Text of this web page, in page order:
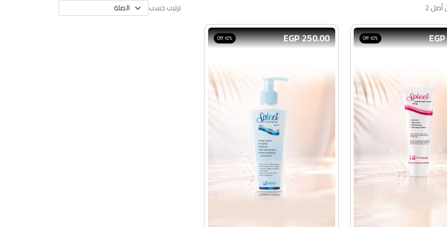
ترتيب حسب
10% Off
250.00 EGP
10% Off